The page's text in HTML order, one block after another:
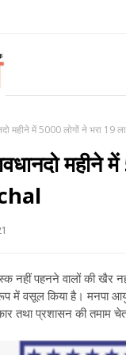
महीने में 5000 लोगों ने भरा
नहीं पहनने वालों की खैर
वसूल किया है। मनपा
तथा प्रशासन की तमाम